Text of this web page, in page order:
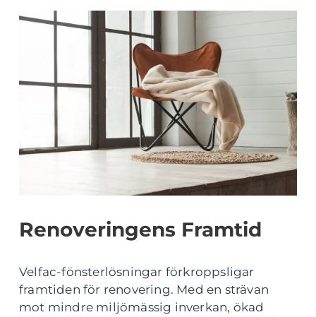
Renoveringens Framtid
Velfac-fönsterlösningar förkroppsligar
framtiden för renovering. Med en strävan
mot mindre miljömässig inverkan, ökad